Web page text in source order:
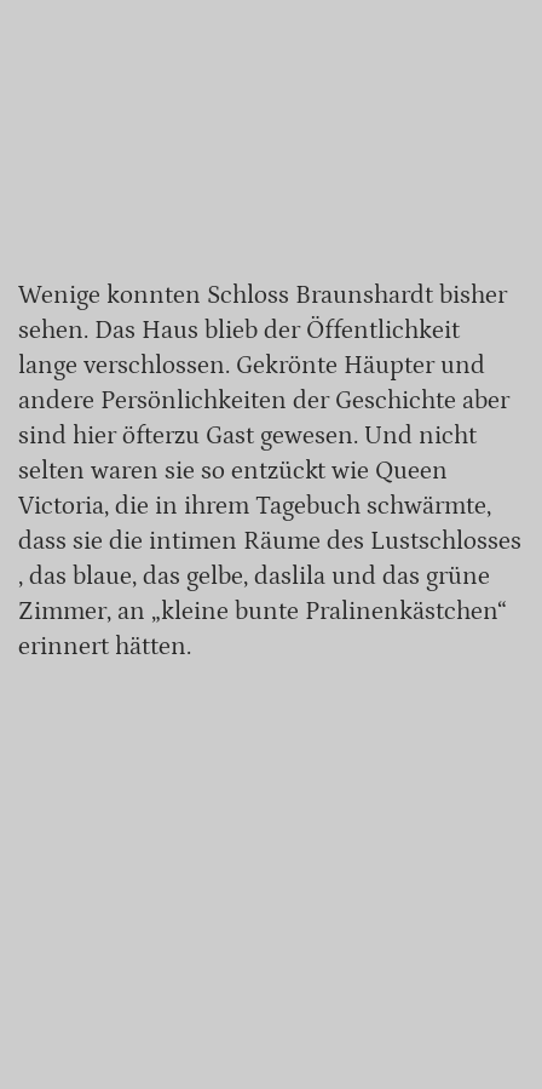
Wenige konnten Schloss Braunshardt bisher
sehen. Das Haus blieb der Öffentlichkeit
lange verschlossen. Gekrönte Häupter und
andere Persönlichkeiten der Geschichte aber
sind hier öfterzu Gast gewesen. Und nicht
selten waren sie so entzückt wie Queen
Victoria, die in ihrem Tagebuch schwärmte,
dass sie die intimen Räume des Lustschlosses
, das blaue, das gelbe, daslila und das grüne
Zimmer, an „kleine bunte Pralinenkästchen“
erinnert hätten.